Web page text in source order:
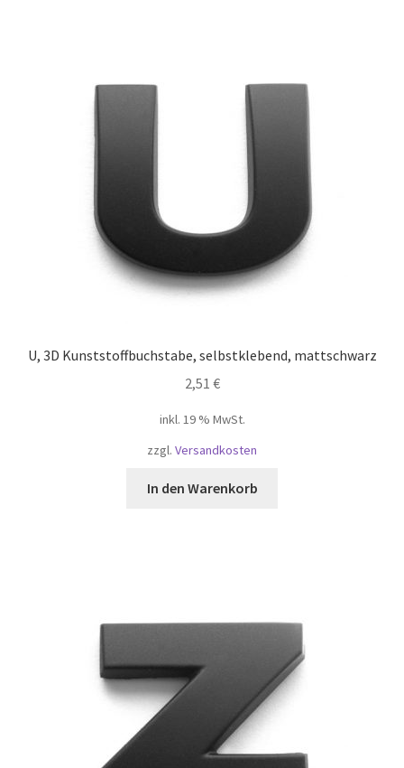
U, 3D Kunststoffbuchstabe, selbstklebend, mattschwarz
2,51 €
inkl. 19 % MwSt.
zzgl. Versandkosten
In den Warenkorb